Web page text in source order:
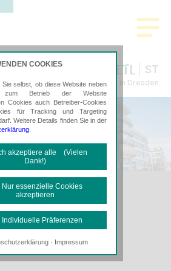
ST
Wirtschafts- & Steuerberatung in Dresden
COOKIES
Sie selbst, ob diese Website neben
zum Betrieb der Website
Cookies auch Betreiber-Cookies
für Tracking und Targeting
Weitere Details finden Sie in der
akzeptiere alle (Vielen
Dank!)
essenzielle Cookies
akzeptieren
Präferenzen
Cookies
Cookies sind erforderlich, um die
· Impressum